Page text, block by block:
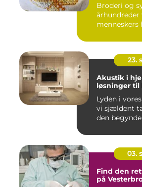
Broderi og
menneskers
23.
Akustik i
løsninger til
Lyden i
vi sjældent
den
03.
Find den
på